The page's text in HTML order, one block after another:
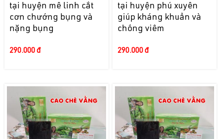
tại huyện mê linh cắt
cơn chướng bụng và
nặng bụng
290.000 đ
tại huyện phú xuyên
giúp kháng khuẩn và
chống viêm
290.000 đ